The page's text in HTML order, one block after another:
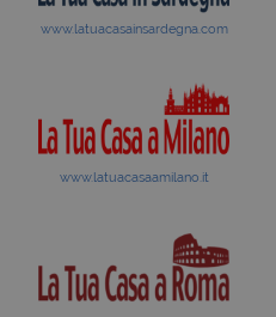
www.latuacasainsardegna.com
www.latuacasaamilano.it